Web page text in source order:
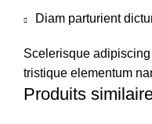
Diam parturient
Scelerisque
tristique elementum
Produits